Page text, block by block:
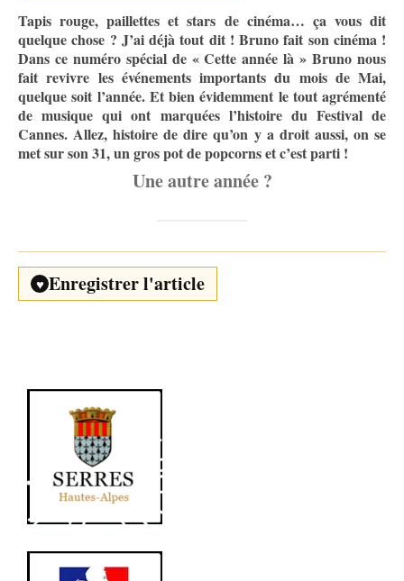
Tapis rouge, paillettes et stars de cinéma… ça vous dit
quelque chose ? J’ai déjà tout dit ! Bruno fait son cinéma !
Dans ce numéro spécial de « Cette année là » Bruno nous
fait revivre les événements importants du mois de Mai,
quelque soit l’année. Et bien évidemment le tout agrémenté
de musique qui ont marquées l’histoire du Festival de
Cannes. Allez, histoire de dire qu’on y a droit aussi, on se
met sur son 31, un gros pot de popcorns et c’est parti !
Une autre année ?
♥ Enregistrer l'article